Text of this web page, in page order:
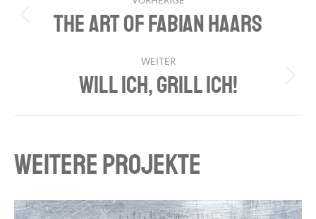
NAVIGATION
Previous
THE ART OF FABIAN HAARS
WEITER
Next
WILL ICH, GRILL ICH!
WEITERE PROJEKTE